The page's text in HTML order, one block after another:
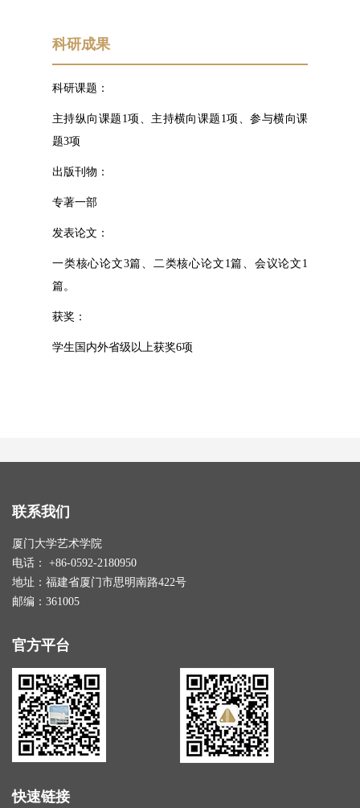
科研成果
科研课题：
主持纵向课题1项、主持横向课题1项、参与横向课
题3项
出版刊物：
专著一部
发表论文：
一类核心论文3篇、二类核心论文1篇、会议论文1
篇。
获奖：
学生国内外省级以上获奖6项
联系我们
厦门大学艺术学院
电话： +86-0592-2180950
地址：福建省厦门市思明南路422号
邮编：361005
官方平台
快速链接